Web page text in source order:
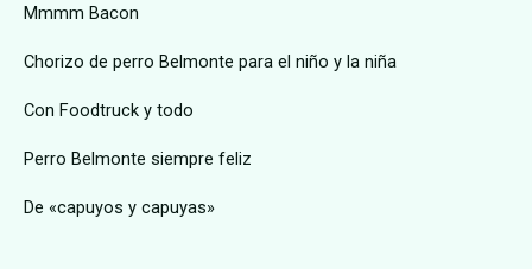
Mmmm Bacon
Chorizo de perro Belmonte para el niño y la niña
Con Foodtruck y todo
Perro Belmonte siempre feliz
De «capuyos y capuyas»